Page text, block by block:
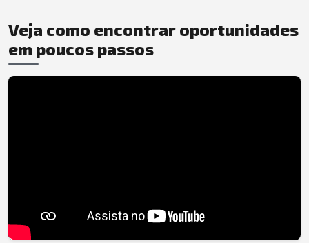
Veja como encontrar oportunidades
em poucos passos